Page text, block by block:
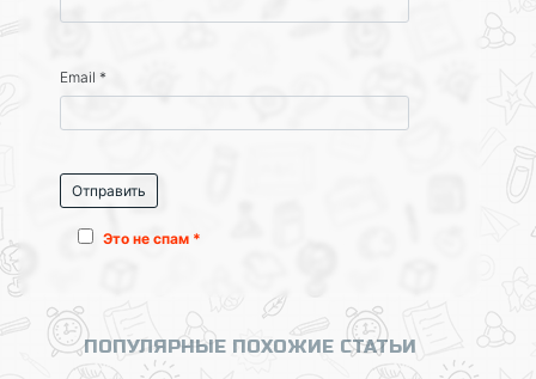
Email *
Это не спам *
ПОПУЛЯРНЫЕ ПОХОЖИЕ СТАТЬИ